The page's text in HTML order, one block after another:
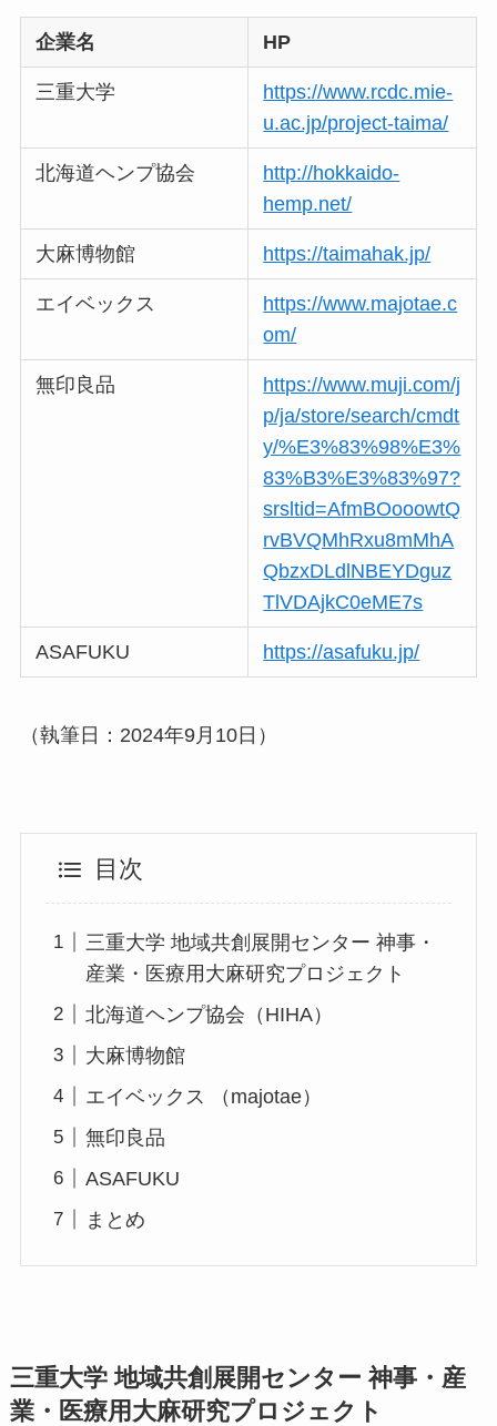
企業名 HP
三重大学
https://www.rcdc.mie-
u.ac.jp/project-taima/
北海道ヘンプ協会
http://hokkaido-
hemp.net/
大麻博物館 https://taimahak.jp/
エイベックス
https://www.majotae.c
om/
無印良品
https://www.muji.com/j
p/ja/store/search/cmdt
y/%E3%83%98%E3%
83%B3%E3%83%97?
srsltid=AfmBOooowtQ
rvBVQMhRxu8mMhA
QbzxDLdlNBEYDguz
TlVDAjkC0eME7s
ASAFUKU https://asafuku.jp/
（執筆日：2024年9月10日）
目次
三重大学 地域共創展開センター 神事・
産業・医療用大麻研究プロジェクト
北海道ヘンプ協会（HIHA）
大麻博物館
エイベックス （majotae）
無印良品
ASAFUKU
まとめ
三重大学 地域共創展開センター 神事・産
業・医療用大麻研究プロジェクト